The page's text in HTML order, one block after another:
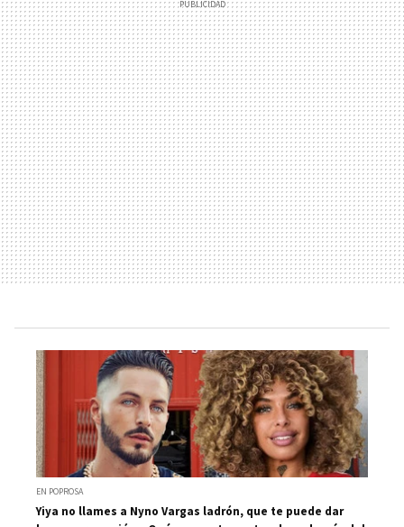
EN POPROSA
Yiya no llames a Nyno Vargas ladrón, que te puede dar